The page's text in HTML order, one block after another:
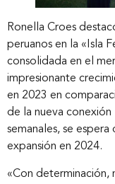
Ronella Croes
peruanos en la «Isla
consolidada en el
impresionante
en 2023 en
de la nueva
semanales, se
expansión en 2024.
«Con determinación,